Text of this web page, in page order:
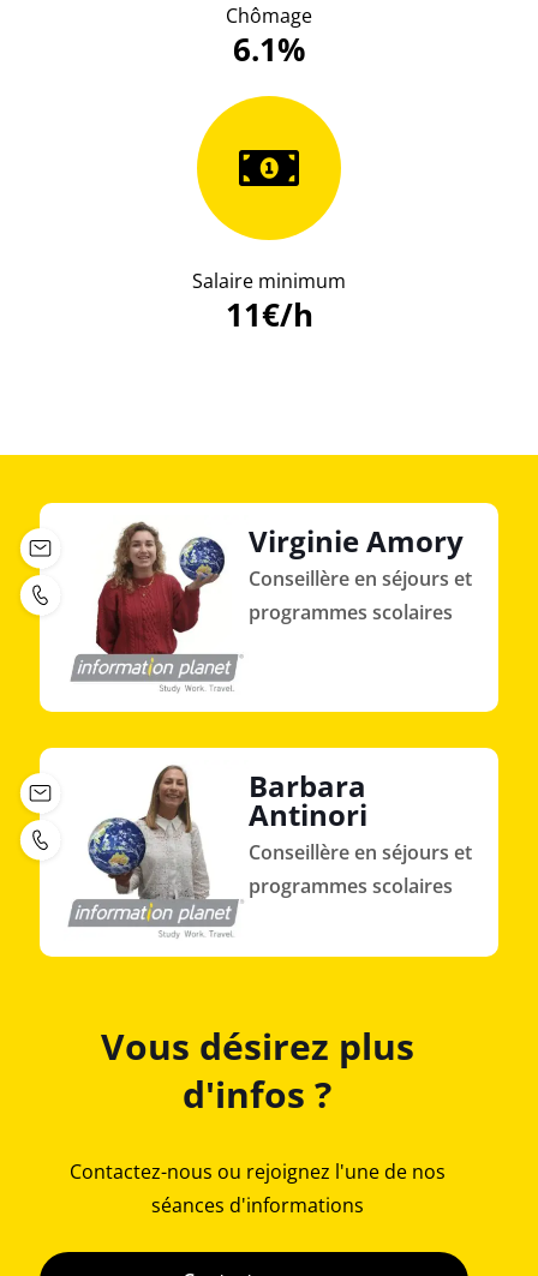
6.1%
Chômage
11€/h
Salaire minimum
Vous désirez plus
d'infos ?
Contactez-nous ou rejoignez l'une de nos
séances d'informations
Virginie Amory
Conseillère en séjours et
programmes scolaires
Barbara
Antinori
Conseillère en séjours et
programmes scolaires